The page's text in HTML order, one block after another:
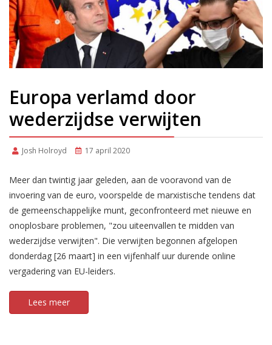
Europa verlamd door
wederzijdse verwijten
Josh Holroyd 17 april 2020
Meer dan twintig jaar geleden, aan de vooravond van de
invoering van de euro, voorspelde de marxistische tendens dat
de gemeenschappelijke munt, geconfronteerd met nieuwe en
onoplosbare problemen, "zou uiteenvallen te midden van
wederzijdse verwijten". Die verwijten begonnen afgelopen
donderdag [26 maart] in een vijfenhalf uur durende online
vergadering van EU-leiders.
Lees meer